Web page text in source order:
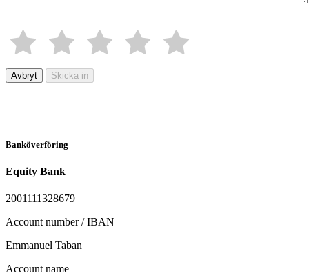
Avbryt Skicka in
Banköverföring
Equity Bank
2001111328679
Account number / IBAN
Emmanuel Taban
Account name